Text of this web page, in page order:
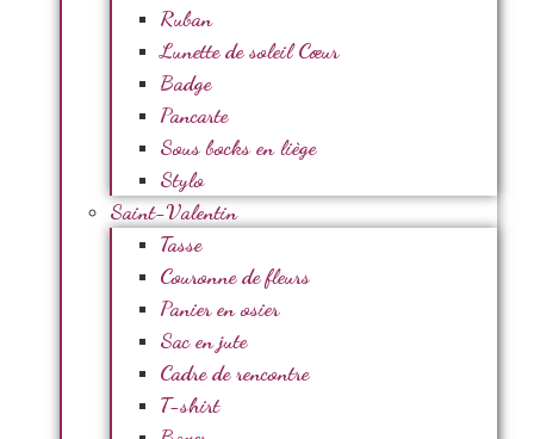
Ruban
Lunette de soleil Cœur
Badge
Pancarte
Sous bocks en liège
Stylo
Saint-Valentin
Tasse
Couronne de fleurs
Panier en osier
Sac en jute
Cadre de rencontre
T-shirt